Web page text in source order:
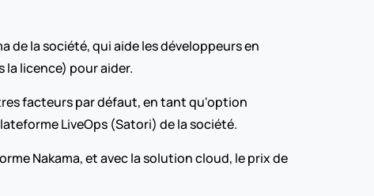
de la société, qui aide les développeurs en
la licence) pour aider.
facteurs par défaut, en tant qu'option
LiveOps (Satori) de la société.
Nakama, et avec la solution cloud, le prix de